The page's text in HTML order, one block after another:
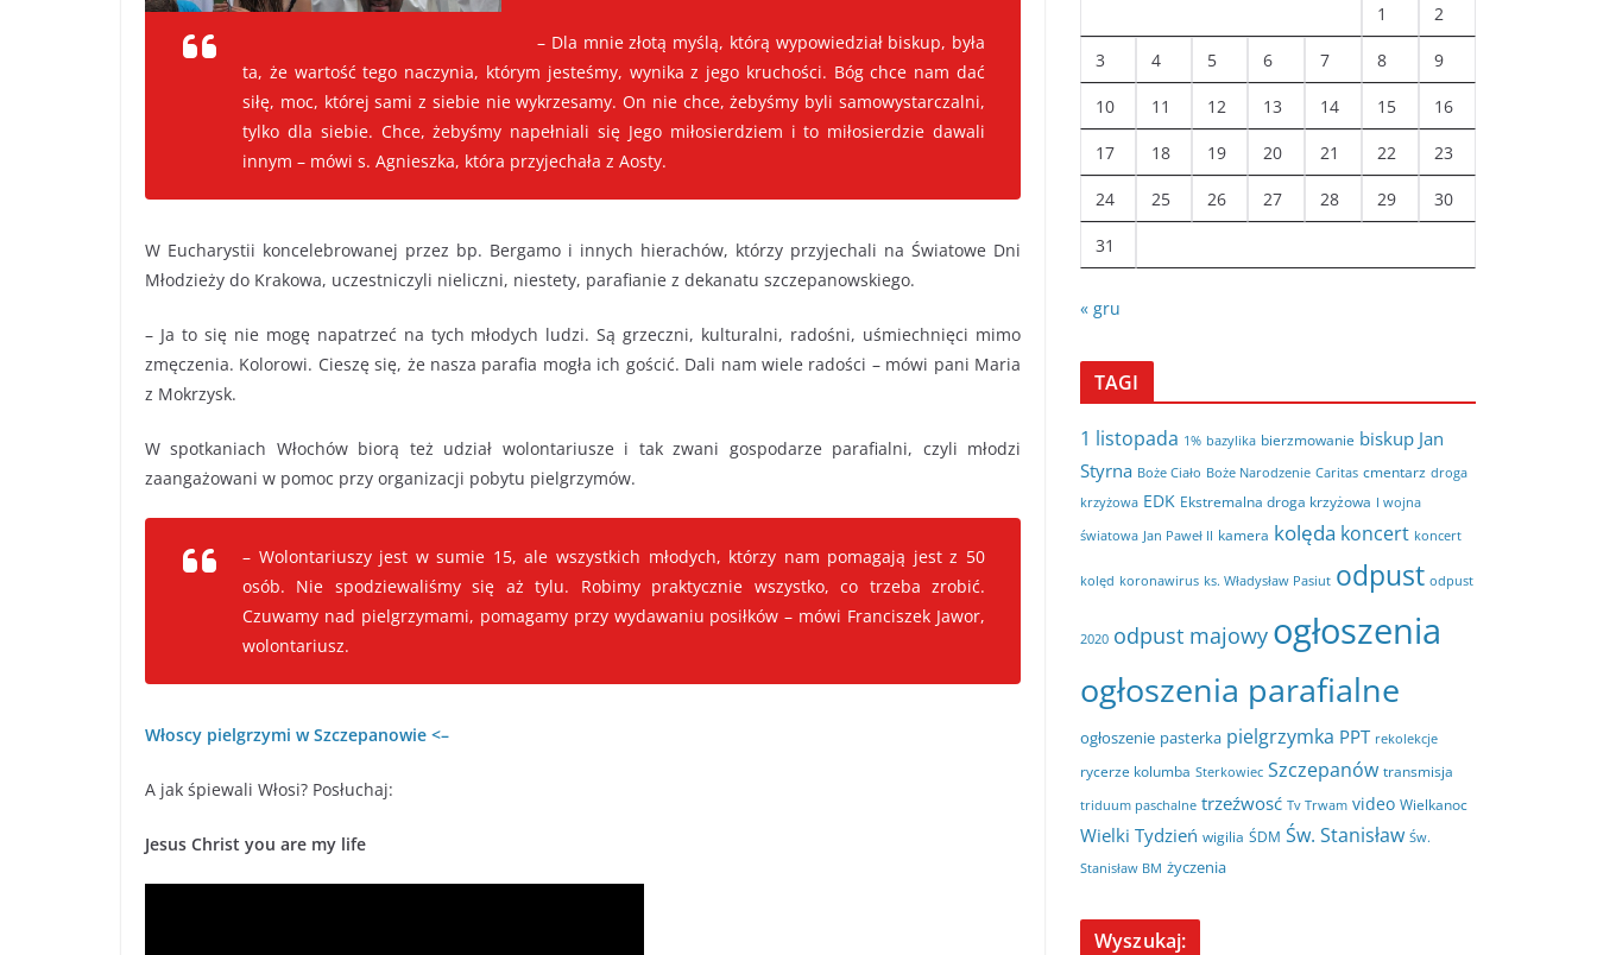
– Dla mnie złotą myślą, którą wypowiedział biskup, była
ta, że wartość tego naczynia, którym jesteśmy, wynika z jego kruchości. Bóg chce nam dać
siłę, moc, której sami z siebie nie wykrzesamy. On nie chce, żebyśmy byli samowystarczalni,
tylko dla siebie. Chce, żebyśmy napełniali się Jego miłosierdziem i to miłosierdzie dawali
innym – mówi s. Agnieszka, która przyjechała z Aosty.
W Eucharystii koncelebrowanej przez bp. Bergamo i innych hierachów, którzy przyjechali na Światowe Dni
Młodzieży do Krakowa, uczestniczyli nieliczni, niestety, parafianie z dekanatu szczepanowskiego.
– Ja to się nie mogę napatrzeć na tych młodych ludzi. Są grzeczni, kulturalni, radośni, uśmiechnięci mimo
zmęczenia. Kolorowi. Cieszę się, że nasza parafia mogła ich gościć. Dali nam wiele radości – mówi pani Maria
z Mokrzysk.
W spotkaniach Włochów biorą też udział wolontariusze i tak zwani gospodarze parafialni, czyli młodzi
zaangażowani w pomoc przy organizacji pobytu pielgrzymów.
– Wolontariuszy jest w sumie 15, ale wszystkich młodych, którzy nam pomagają jest z 50
osób. Nie spodziewaliśmy się aż tylu. Robimy praktycznie wszystko, co trzeba zrobić.
Czuwamy nad pielgrzymami, pomagamy przy wydawaniu posiłków – mówi Franciszek Jawor,
wolontariusz.
Włoscy pielgrzymi w Szczepanowie <–
A jak śpiewali Włosi? Posłuchaj:
Jesus Christ you are my life
1 2
3 4 5 6 7 8 9
10 11 12 13 14 15 16
17 18 19 20 21 22 23
24 25 26 27 28 29 30
31
« gru
TAGI
1 listopada 1% bazylika bierzmowanie biskup Jan
Styrna Boże Ciało Boże Narodzenie Caritas cmentarz droga
krzyżowa EDK Ekstremalna droga krzyżowa I wojna
światowa Jan Paweł II kamera kolęda koncert koncert
kolęd koronawirus ks. Władysław Pasiut odpust odpust
2020 odpust majowy ogłoszenia
ogłoszenia parafialne
ogłoszenie pasterka pielgrzymka PPT rekolekcje
rycerze kolumba Sterkowiec Szczepanów transmisja
triduum paschalne trzeźwosć Tv Trwam video Wielkanoc
Wielki Tydzień wigilia ŚDM Św. Stanisław Św.
Stanisław BM życzenia
Wyszukaj: